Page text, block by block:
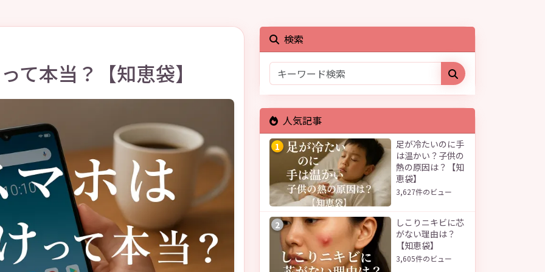
て本当？【知恵袋】
検索
人気記事
1
足が冷たいのに手
は温かい？子供の
熱の原因は？【知
恵袋】
3,627件のビュー
2
しこりニキビに芯
がない理由は？
【知恵袋】
3,605件のビュー